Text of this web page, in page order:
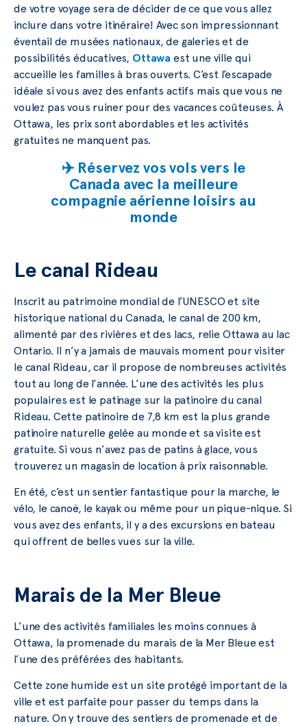
de votre voyage sera de décider de ce que vous allez
inclure dans votre itinéraire! Avec son impressionnant
éventail de musées nationaux, de galeries et de
possibilités éducatives, Ottawa est une ville qui
accueille les familles à bras ouverts. C’est l’escapade
idéale si vous avez des enfants actifs mais que vous ne
voulez pas vous ruiner pour des vacances coûteuses. À
Ottawa, les prix sont abordables et les activités
gratuites ne manquent pas.
✈️ Réservez vos vols vers le
Canada avec la meilleure
compagnie aérienne loisirs au
monde
Le canal Rideau
Inscrit au patrimoine mondial de l’UNESCO et site
historique national du Canada, le canal de 200 km,
alimenté par des rivières et des lacs, relie Ottawa au lac
Ontario. Il n’y a jamais de mauvais moment pour visiter
le canal Rideau, car il propose de nombreuses activités
tout au long de l’année. L’une des activités les plus
populaires est le patinage sur la patinoire du canal
Rideau. Cette patinoire de 7,8 km est la plus grande
patinoire naturelle gelée au monde et sa visite est
gratuite. Si vous n’avez pas de patins à glace, vous
trouverez un magasin de location à prix raisonnable.
En été, c’est un sentier fantastique pour la marche, le
vélo, le canoë, le kayak ou même pour un pique-nique. Si
vous avez des enfants, il y a des excursions en bateau
qui offrent de belles vues sur la ville.
Marais de la Mer Bleue
L’une des activités familiales les moins connues à
Ottawa, la promenade du marais de la Mer Bleue est
l’une des préférées des habitants.
Cette zone humide est un site protégé important de la
ville et est parfaite pour passer du temps dans la
nature. On y trouve des sentiers de promenade et de